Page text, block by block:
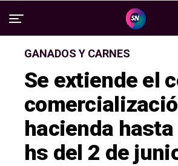
GANADOS Y CARNES
Se extiende el
hacienda
hs del 2 de